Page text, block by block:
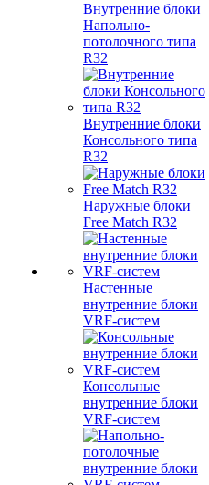
Внутренние блоки
Напольно-
потолочного типа
R32
Внутренние блоки
Консольного типа
R32
Наружные блоки
Free Match R32
Настенные
внутренние блоки
VRF-систем
Консольные
внутренние блоки
VRF-систем